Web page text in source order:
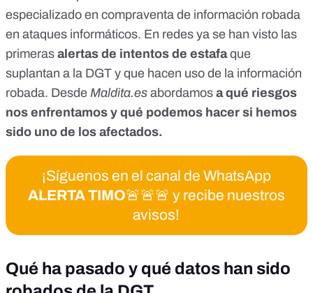
especializado en compraventa de información robada
en ataques informáticos. En redes ya se han visto las
primeras alertas de intentos de estafaque
suplantan a la DGT y que hacen uso de la información
robada. Desde Maldita.es abordamos a qué riesgos
nos enfrentamos y qué podemos hacer si hemos
sido uno de los afectados.
¡Síguenos en el canal de WhatsApp
ALERTA TIMO🚨🚨🚨 y recibe nuestros
avisos!
Qué ha pasado y qué datos han sido